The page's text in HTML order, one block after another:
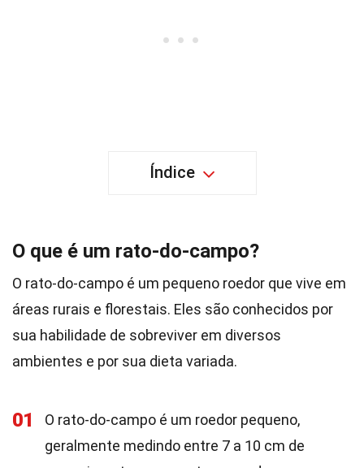
Índice
O que é um rato-do-campo?
O rato-do-campo é um pequeno roedor que vive em
áreas rurais e florestais. Eles são conhecidos por
sua habilidade de sobreviver em diversos
ambientes e por sua dieta variada.
01
O rato-do-campo é um roedor pequeno,
geralmente medindo entre 7 a 10 cm de